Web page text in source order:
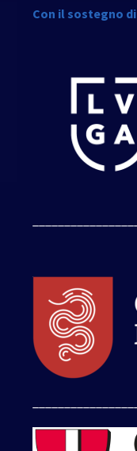
Con il sostegno di